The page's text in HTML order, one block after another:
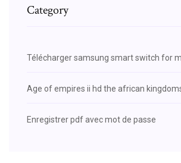
Category
Télécharger samsung smart switch for
Age of empires ii hd the african
Enregistrer pdf avec mot de passe